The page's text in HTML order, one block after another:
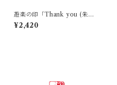
遊楽の印「Thank you (朱
文)」｜ 工房 蓮
¥2,420